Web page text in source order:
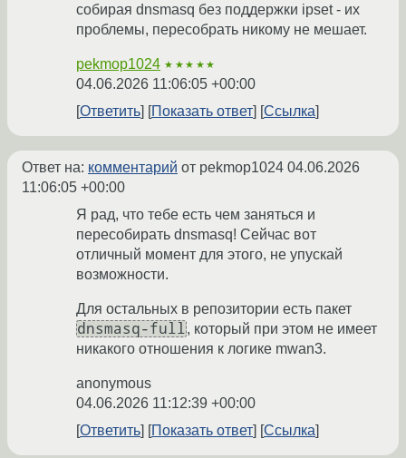
собирая dnsmasq без поддержки ipset - их
проблемы, пересобрать никому не мешает.
pekmop1024 ★★★★★
04.06.2026 11:06:05 +00:00
Ответить
Показать ответ Ссылка
Ответ на: комментарий от pekmop1024 04.06.2026
11:06:05 +00:00
Я рад, что тебе есть чем заняться и
пересобирать dnsmasq! Сейчас вот
отличный момент для этого, не упускай
возможности.
Для остальных в репозитории есть пакет
dnsmasq-full, который при этом не имеет
никакого отношения к логике mwan3.
anonymous
04.06.2026 11:12:39 +00:00
Ответить
Показать ответ Ссылка